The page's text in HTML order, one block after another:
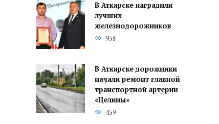
В Аткарске наградили
лучших
железнодорожников
938
В Аткарске дорожники
начали ремонт главной
транспортной артерии
«Целины»
459